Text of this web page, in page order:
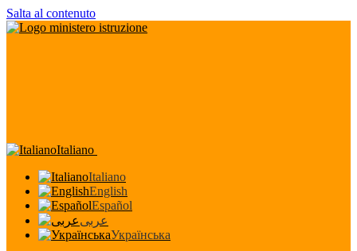
Salta al contenuto
Italiano
Italiano
English
Español
عربى
Українська